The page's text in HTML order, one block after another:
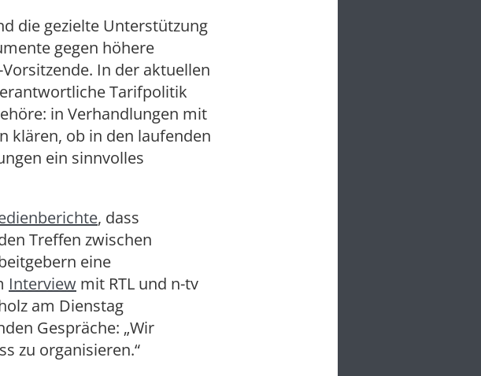
die gezielte Unterstützung
gegen höhere
In der aktuellen
Tarifpolitik
in Verhandlungen mit
klären, ob in den laufenden
ein sinnvolles
, dass
Treffen zwischen
eine
Interview mit RTL und n-tv
am Dienstag
Gespräche: „Wir
zu organisieren.“